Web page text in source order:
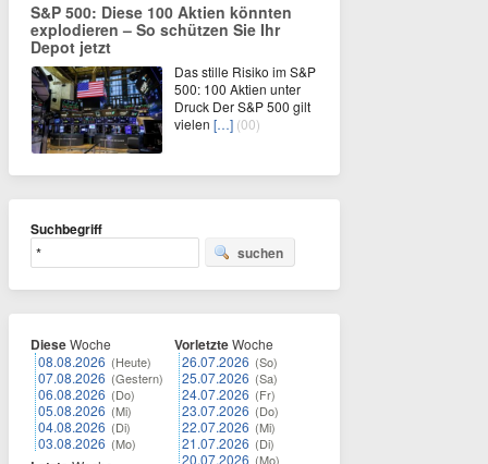
S&P 500: Diese 100 Aktien könnten
explodieren – So schützen Sie Ihr
Depot jetzt
Das stille Risiko im S&P
500: 100 Aktien unter
Druck Der S&P 500 gilt
vielen […] (00)
Suchbegriff
suchen
DieseWoche
08.08.2026 (Heute)
07.08.2026 (Gestern)
06.08.2026 (Do)
05.08.2026 (Mi)
04.08.2026 (Di)
03.08.2026 (Mo)
VorletzteWoche
26.07.2026 (So)
25.07.2026 (Sa)
24.07.2026 (Fr)
23.07.2026 (Do)
22.07.2026 (Mi)
21.07.2026 (Di)
20.07.2026 (Mo)